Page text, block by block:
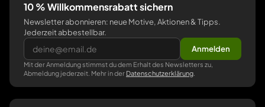
10 % Willkommensrabatt sichern
Newsletter abonnieren: neue Motive, Aktionen & Tipps.
Jederzeit abbestellbar.
Anmelden
Mit der Anmeldung stimmst du dem Erhalt des Newsletters zu,
Abmeldung jederzeit. Mehr in der Datenschutzerklärung